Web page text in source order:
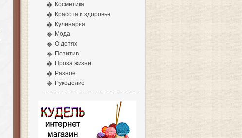
Косметика
Красота и здоровье
Кулинария
Мода
О детях
Позитив
Проза жизни
Разное
Рукоделие